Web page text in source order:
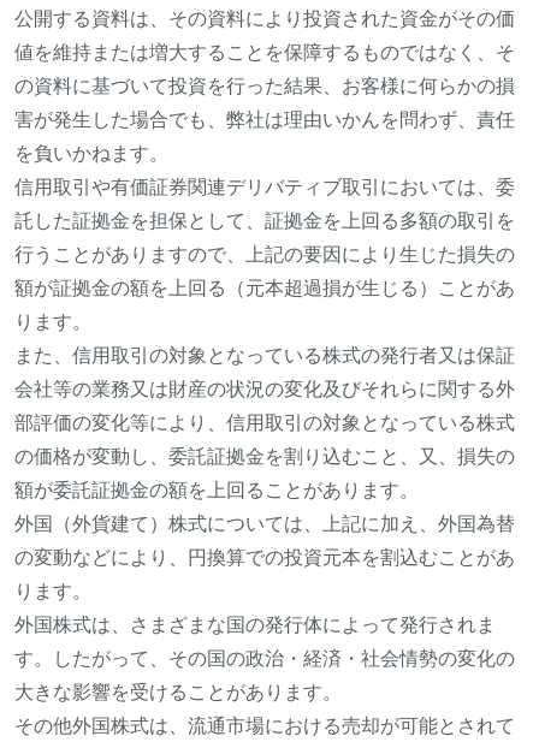
公開する資料は、その資料により投資された資金がその価
値を維持または増大することを保障するものではなく、そ
の資料に基づいて投資を行った結果、お客様に何らかの損
害が発生した場合でも、弊社は理由いかんを問わず、責任
を負いかねます。
信用取引や有価証券関連デリバティブ取引においては、委
託した証拠金を担保として、証拠金を上回る多額の取引を
行うことがありますので、上記の要因により生じた損失の
額が証拠金の額を上回る（元本超過損が生じる）ことがあ
ります。
また、信用取引の対象となっている株式の発行者又は保証
会社等の業務又は財産の状況の変化及びそれらに関する外
部評価の変化等により、信用取引の対象となっている株式
の価格が変動し、委託証拠金を割り込むこと、又、損失の
額が委託証拠金の額を上回ることがあります。
外国（外貨建て）株式については、上記に加え、外国為替
の変動などにより、円換算での投資元本を割込むことがあ
ります。
外国株式は、さまざまな国の発行体によって発行されま
す。したがって、その国の政治・経済・社会情勢の変化の
大きな影響を受けることがあります。
その他外国株式は、流通市場における売却が可能とされて